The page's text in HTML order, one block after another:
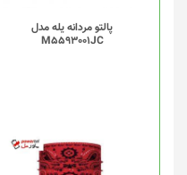
پالتو مردانه یله مدل
M5593001JC